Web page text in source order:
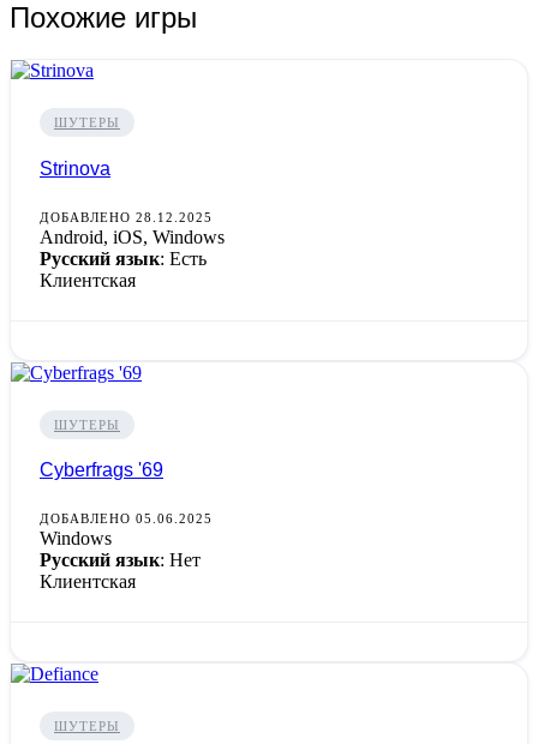
Похожие игры
ШУТЕРЫ
Strinova
ДОБАВЛЕНО 28.12.2025
Android, iOS, Windows
Русский язык: Есть
Клиентская
ШУТЕРЫ
Cyberfrags '69
ДОБАВЛЕНО 05.06.2025
Windows
Русский язык: Нет
Клиентская
ШУТЕРЫ